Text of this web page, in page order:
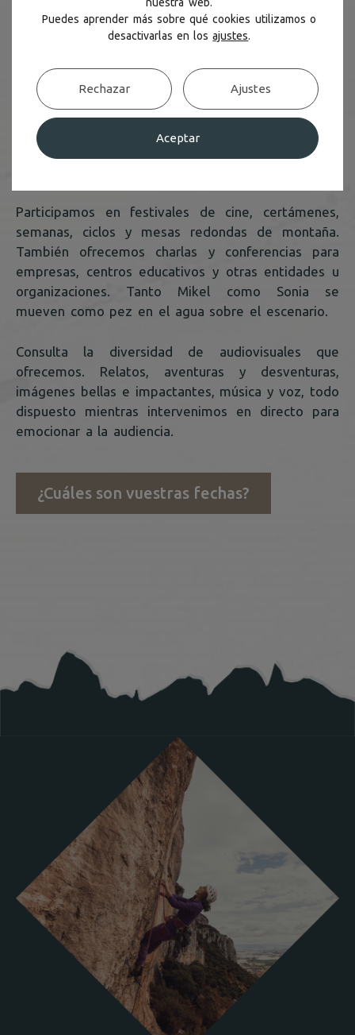
Participamos en festivales de cine, certámenes,
semanas, ciclos y mesas redondas de montaña.
También ofrecemos charlas y conferencias para
empresas, centros educativos y otras entidades u
organizaciones. Tanto Mikel como Sonia se
mueven como pez en el agua sobre el escenario.
Consulta la diversidad de audiovisuales que
ofrecemos. Relatos, aventuras y desventuras,
imágenes bellas e impactantes, música y voz, todo
dispuesto mientras intervenimos en directo para
emocionar a la audiencia.
¿Cuáles son vuestras fechas?
Puedes aprender más sobre qué cookies utilizamos o
desactivarlas en losajustes.
Aceptar
Rechazar Ajustes